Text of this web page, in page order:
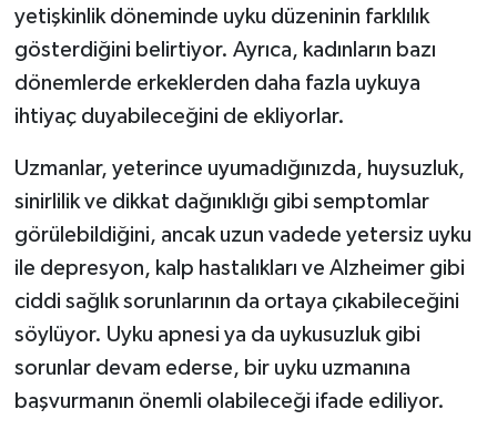
yetişkinlik döneminde uyku düzeninin farklılık
gösterdiğini belirtiyor. Ayrıca, kadınların bazı
dönemlerde erkeklerden daha fazla uykuya
ihtiyaç duyabileceğini de ekliyorlar.
Uzmanlar, yeterince uyumadığınızda, huysuzluk,
sinirlilik ve dikkat dağınıklığı gibi semptomlar
görülebildiğini, ancak uzun vadede yetersiz uyku
ile depresyon, kalp hastalıkları ve Alzheimer gibi
ciddi sağlık sorunlarının da ortaya çıkabileceğini
söylüyor. Uyku apnesi ya da uykusuzluk gibi
sorunlar devam ederse, bir uyku uzmanına
başvurmanın önemli olabileceği ifade ediliyor.